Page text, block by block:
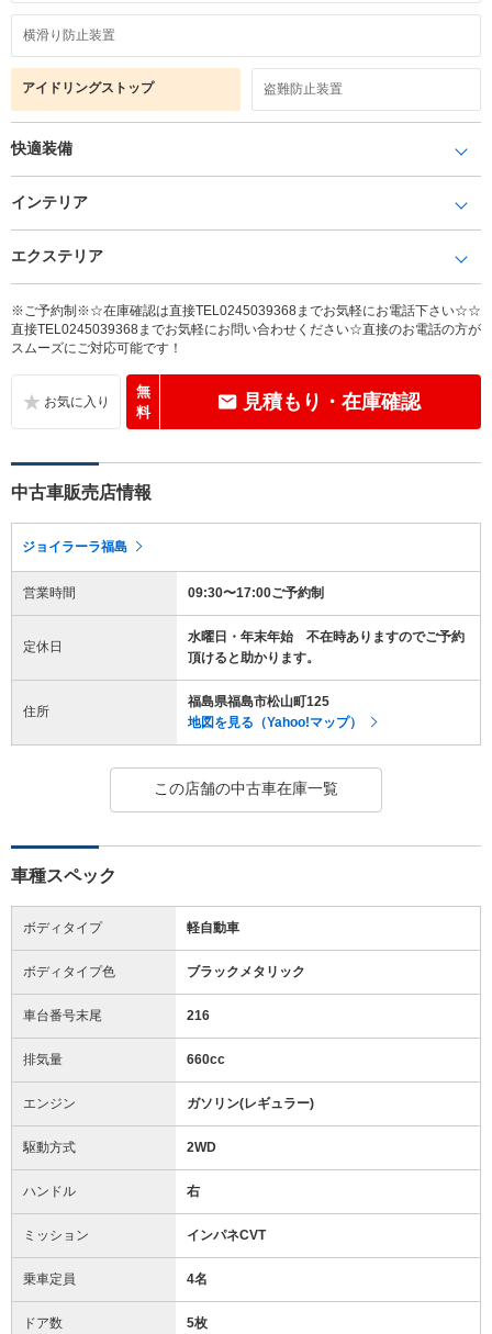
横滑り防止装置
アイドリングストップ 盗難防止装置
快適装備
インテリア
エクステリア
※ご予約制※☆在庫確認は直接TEL0245039368までお気軽にお電話下さい☆☆
直接TEL0245039368までお気軽にお問い合わせください☆直接のお電話の方が
スムーズにご対応可能です！
無
料
見積もり・在庫確認
中古車販売店情報
ジョイラーラ福島
営業時間 09:30〜17:00ご予約制
定休日
水曜日・年末年始 不在時ありますのでご予約
頂けると助かります。
住所
福島県福島市松山町125
地図を見る（Yahoo!マップ）
この店舗の中古車在庫一覧
車種スペック
ボディタイプ 軽自動車
ボディタイプ色 ブラックメタリック
車台番号末尾 216
排気量 660cc
エンジン ガソリン(レギュラー)
駆動方式 2WD
ハンドル 右
ミッション インパネCVT
乗車定員 4名
ドア数 5枚